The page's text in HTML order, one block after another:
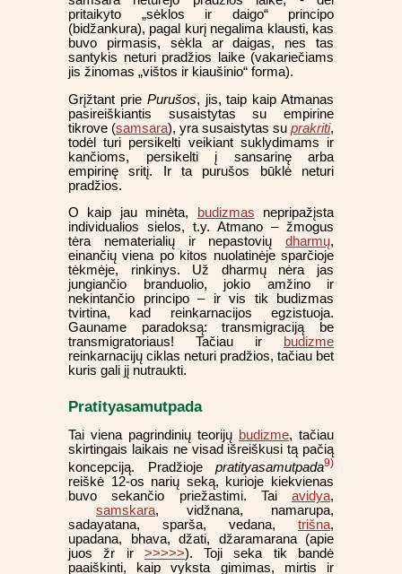
pritaikyto „sėklos ir daigo“ principo
(bidžankura), pagal kurį negalima klausti, kas
buvo pirmasis, sėkla ar daigas, nes tas
santykis neturi pradžios laike (vakariečiams
jis žinomas „vištos ir kiaušinio“ forma).
Grįžtant prie Purušos, jis, taip kaip Atmanas
pasireiškiantis susaistytas su empirine
tikrove (samsara), yra susaistytas su prakriti,
todėl turi persikelti veikiant suklydimams ir
kančioms, persikelti į sansarinę arba
empirinę sritį. Ir ta purušos būklė neturi
pradžios.
O kaip jau minėta,
budizmas nepripažįsta
individualios sielos, t.y. Atmano – žmogus
tėra nematerialių ir nepastovių dharmų,
einančių viena po kitos nuolatinėje sparčioje
tėkmėje, rinkinys. Už dharmų nėra jas
jungiančio branduolio, jokio amžino ir
nekintančio principo – ir vis tik budizmas
tvirtina, kad reinkarnacijos egzistuoja.
Gauname paradoksą: transmigraciją be
transmigratoriaus! Tačiau ir
budizme
reinkarnacijų ciklas neturi pradžios, tačiau bet
kuris gali jį nutraukti.
Pratityasamutpada
Tai viena pagrindinių teorijų budizme, tačiau
skirtingais laikais ne visad išreiškusi tą pačią
koncepciją. Pradžioje pratityasamutpada9)
reiškė 12-os narių seką, kurioje kiekvienas
buvo sekančio priežastimi. Tai avidya,
samskara, vidžnana, namarupa,
sadayatana, sparša, vedana, trišna,
upadana, bhava, džati, džaramarana (apie
juos žr ir >>>>>). Toji seka tik bandė
paaiškinti, kaip vyksta gimimas, mirtis ir